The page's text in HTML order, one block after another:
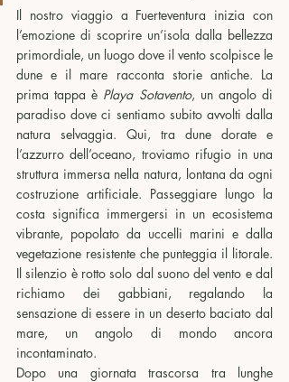
Il nostro viaggio a Fuerteventura inizia con
l’emozione di scoprire un’isola dalla bellezza
primordiale, un luogo dove il vento scolpisce le
dune e il mare racconta storie antiche. La
prima tappa è Playa Sotavento, un angolo di
paradiso dove ci sentiamo subito avvolti dalla
natura selvaggia. Qui, tra dune dorate e
l’azzurro dell’oceano, troviamo rifugio in una
struttura immersa nella natura, lontana da ogni
costruzione artificiale. Passeggiare lungo la
costa significa immergersi in un ecosistema
vibrante, popolato da uccelli marini e dalla
vegetazione resistente che punteggia il litorale.
Il silenzio è rotto solo dal suono del vento e dal
richiamo dei gabbiani, regalando la
sensazione di essere in un deserto baciato dal
mare, un angolo di mondo ancora
incontaminato.
Dopo una giornata trascorsa tra lunghe